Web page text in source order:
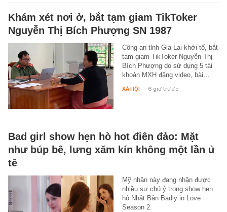
Khám xét nơi ở, bắt tạm giam TikToker
Nguyễn Thị Bích Phượng SN 1987
Công an tỉnh Gia Lai khởi tố, bắt
tạm giam TikToker Nguyễn Thị
Bích Phượng do sử dụng 5 tài
khoản MXH đăng video, bài…
XÃ HỘI - 6 giờ trước
Bad girl show hẹn hò hot điên đảo: Mặt
như búp bê, lưng xăm kín không một lần ủ
tê
Mỹ nhân này đang nhận được
nhiều sự chú ý trong show hẹn
hò Nhật Bản Badly in Love
Season 2.